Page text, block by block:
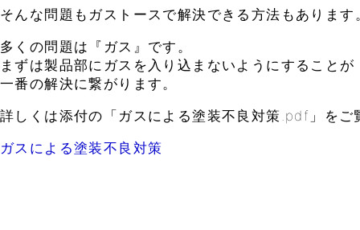
そんな問題もガストースで解決できる方法もあります
多くの問題は『ガス』です。
まずは製品部にガスを入り込まないようにすることが
一番の解決に繋がります。
詳しくは添付の「ガスによる塗装不良対策.pdf」をご
ガスによる塗装不良対策